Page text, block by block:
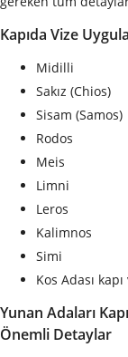
Kapıda Vize
Midilli
Sakız (Chios)
Sisam (Samos)
Rodos
Meis
Limni
Leros
Kalimnos
Simi
Kos Adası
Yunan Adaları
Önemli Detaylar